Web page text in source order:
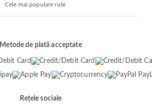
Cele mai populare rute
Metode de plată acceptate
Rețele sociale